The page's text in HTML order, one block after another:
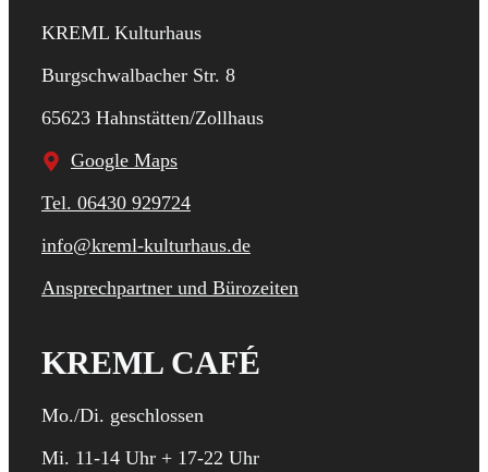
KREML Kulturhaus
Burgschwalbacher Str. 8
65623 Hahnstätten/Zollhaus
Google Maps
Tel. 06430 929724
info@kreml-kulturhaus.de
Ansprechpartner und Bürozeiten
KREML CAFÉ
Mo./Di. geschlossen
Mi. 11-14 Uhr + 17-22 Uhr